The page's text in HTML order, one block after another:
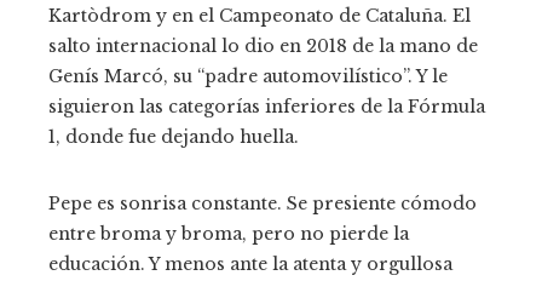
Kartòdrom y en el Campeonato de Cataluña. El
salto internacional lo dio en 2018 de la mano de
Genís Marcó, su “padre automovilístico”. Y le
siguieron las categorías inferiores de la Fórmula
1, donde fue dejando huella.
Pepe es sonrisa constante. Se presiente cómodo
entre broma y broma, pero no pierde la
educación. Y menos ante la atenta y orgullosa